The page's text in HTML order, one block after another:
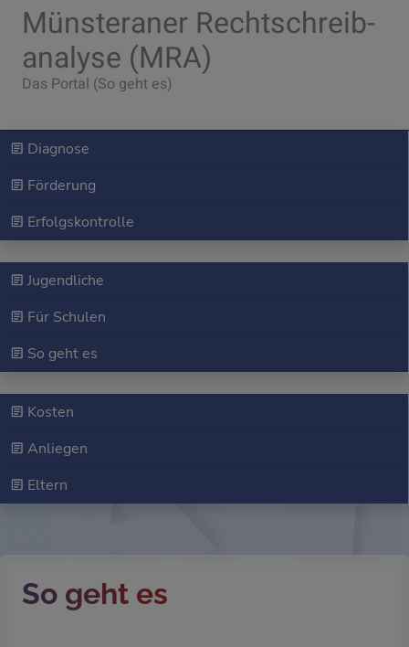
Münsteraner Recht­schreib­
analyse (MRA)
Das Portal (So geht es)
Diagnose
Förderung
Erfolgskontrolle
Jugendliche
Für Schulen
So geht es
Kosten
Anliegen
Eltern
So geht es